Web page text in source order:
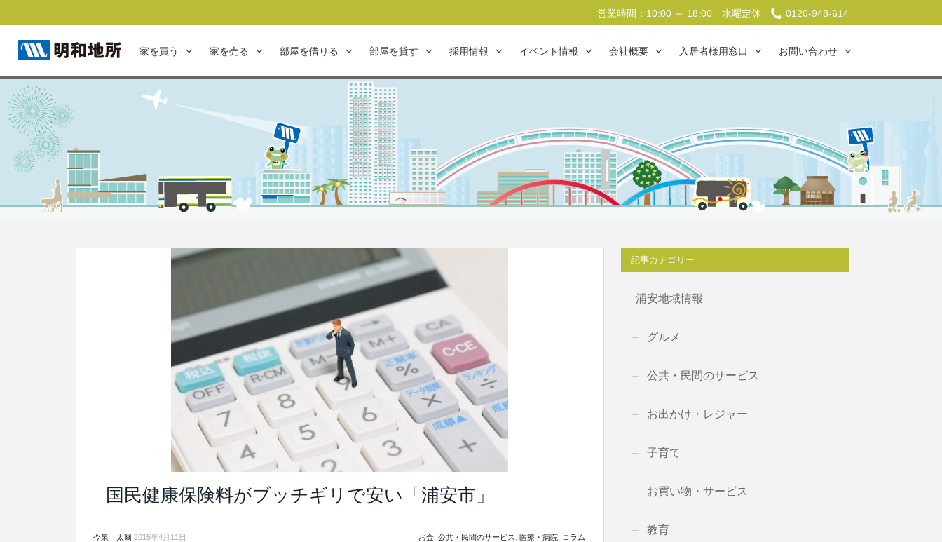
営業時間：10:00 ～ 18:00 水曜定休 0120-948-614
家を買う 家を売る 部屋を借りる 部屋を貸す 採用情報 イベント情報 会社概要 入居者様用窓口 お問い合わせ
国民健康保険料がブッチギリで安い「浦安市」
今泉 太爾 2015年4月11日 お金 公共・民間のサービス 医療・病院 コラム
記事カテゴリー
浦安地域情報
グルメ
公共・民間のサービス
お出かけ・レジャー
子育て
お買い物・サービス
教育